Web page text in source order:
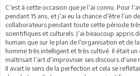
C’est à cette occasion que je l’ai connu. Pour
pendant 15 ans, et j’ai eu la chance d’être l’un
collaborateurs pendant toute cette période
scientifiques et culturels. J’ai beaucoup appris
humain que sur le plan de l’organisation et de
homme très intelligent et très cultivé. Il était un
maîtrisait l’art d’improviser ses discours d’une
Il avait le sens de la perfection et cela se